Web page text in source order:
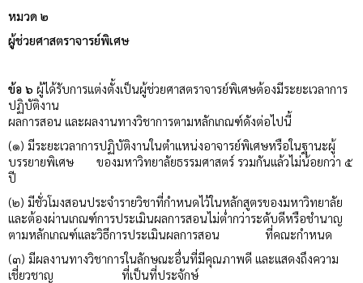
หมวด ๒
ผู้ช่วยศาสตราจารย์พิเศษ
ข้อ ๖ ผู้ได้รับการแต่งตั้งเป็นผู้ช่วยศาสตราจารย์พิเศษต้องมีระยะเวลาการ
ปฏิบัติงาน
ผลการสอน และผลงานทางวิชาการตามหลักเกณฑ์ดังต่อไปนี้
(๑) มีระยะเวลาการปฏิบัติงานในตำแหน่งอาจารย์พิเศษหรือในฐานะผู้
บรรยายพิเศษ ของมหาวิทยาลัยธรรมศาสตร์ รวมกันแล้วไม่น้อยกว่า ๕
ปี
(๒) มีชั่วโมงสอนประจำรายวิชาที่กำหนดไว้ในหลักสูตรของมหาวิทยาลัย
และต้องผ่านเกณฑ์การประเมินผลการสอนไม่ต่ำกว่าระดับดีหรือชำนาญ
ตามหลักเกณฑ์และวิธีการประเมินผลการสอน ที่คณะกำหนด
(๓) มีผลงานทางวิชาการในลักษณะอื่นที่มีคุณภาพดี และแสดงถึงความ
เชี่ยวชาญ ที่เป็นที่ประจักษ์